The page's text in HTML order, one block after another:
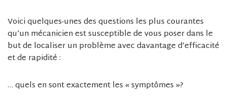
Voici quelques-unes des questions les plus courantes
qu’un mécanicien est susceptible de vous poser dans le
but de localiser un problème avec davantage d’efficacité
et de rapidité :
… quels en sont exactement les « symptômes »?